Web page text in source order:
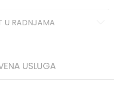
U RADNJAMA
USLUGA